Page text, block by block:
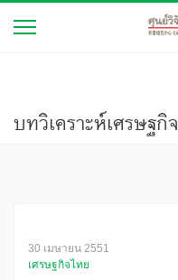
บทวิเคราะห์เศรษฐกิจ
30 เมษายน 2551
เศรษฐกิจไทย